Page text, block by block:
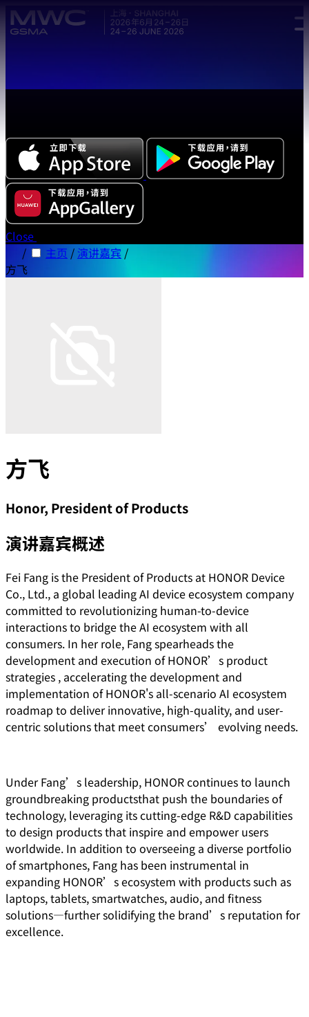
Skip to main content.
Close
/
主页 / 演讲嘉宾 /
方飞
方飞
Honor, President of Products
演讲嘉宾概述
Fei Fang is the President of Products at HONOR Device
Co., Ltd., a global leading AI device ecosystem company
committed to revolutionizing human-to-device
interactions to bridge the AI ecosystem with all
consumers. In her role, Fang spearheads the
development and execution of HONOR’s product
strategies , accelerating the development and
implementation of HONOR's all-scenario AI ecosystem
roadmap to deliver innovative, high-quality, and user-
centric solutions that meet consumers’ evolving needs.
Under Fang’s leadership, HONOR continues to launch
groundbreaking productsthat push the boundaries of
technology, leveraging its cutting-edge R&D capabilities
to design products that inspire and empower users
worldwide. In addition to overseeing a diverse portfolio
of smartphones, Fang has been instrumental in
expanding HONOR’s ecosystem with products such as
laptops, tablets, smartwatches, audio, and fitness
solutions—further solidifying the brand’s reputation for
excellence.